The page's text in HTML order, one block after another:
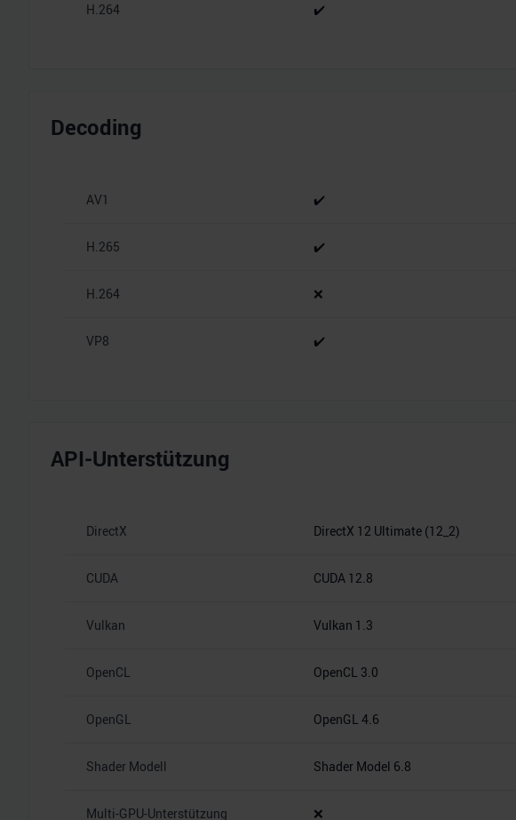
H.264 ✔️
Decoding
AV1 ✔️
H.265 ✔️
H.264 ❌
VP8 ✔️
API-Unterstützung
DirectX DirectX 12 Ultimate (12_2)
CUDA CUDA 12.8
Vulkan Vulkan 1.3
OpenCL OpenCL 3.0
OpenGL OpenGL 4.6
Shader Modell Shader Model 6.8
Multi-GPU-Unterstützung ❌